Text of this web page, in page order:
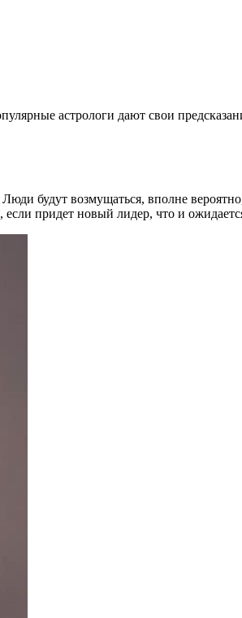
астрологи дают свои
будут возмущаться, вполне
придет новый лидер, что и